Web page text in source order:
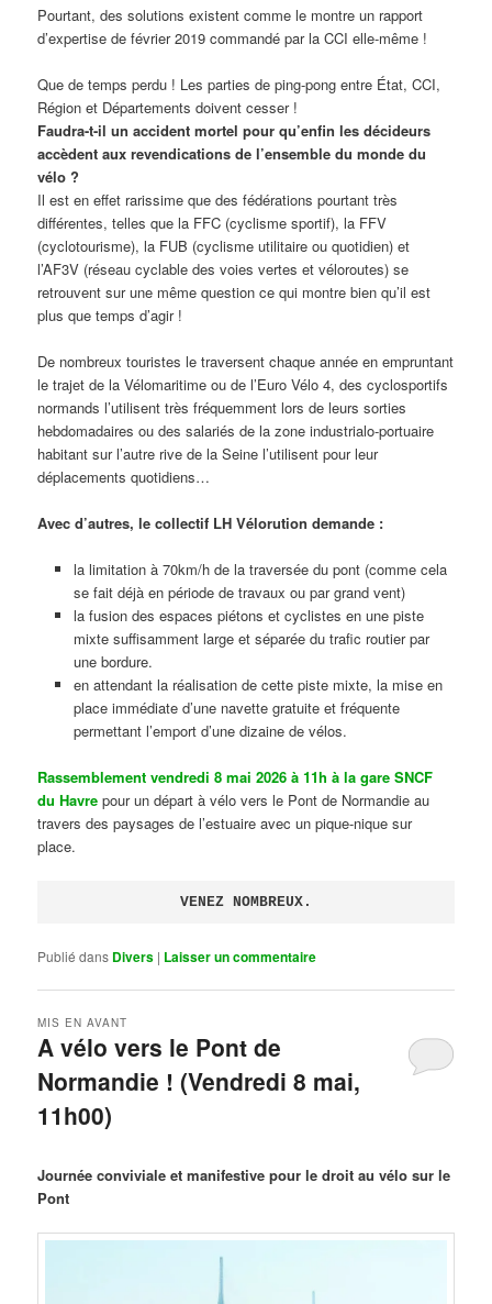
Pourtant, des solutions existent comme le montre un rapport
d’expertise de février 2019 commandé par la CCI elle-même !
Que de temps perdu ! Les parties de ping-pong entre État, CCI,
Région et Départements doivent cesser !
Faudra-t-il un accident mortel pour qu’enfin les décideurs
accèdent aux revendications de l’ensemble du monde du
vélo ?
Il est en effet rarissime que des fédérations pourtant très
différentes, telles que la FFC (cyclisme sportif), la FFV
(cyclotourisme), la FUB (cyclisme utilitaire ou quotidien) et
l’AF3V (réseau cyclable des voies vertes et véloroutes) se
retrouvent sur une même question ce qui montre bien qu’il est
plus que temps d’agir !
De nombreux touristes le traversent chaque année en empruntant
le trajet de la Vélomaritime ou de l’Euro Vélo 4, des cyclosportifs
normands l’utilisent très fréquemment lors de leurs sorties
hebdomadaires ou des salariés de la zone industrialo-portuaire
habitant sur l’autre rive de la Seine l’utilisent pour leur
déplacements quotidiens…
Avec d’autres, le collectif LH Vélorution demande :
la limitation à 70km/h de la traversée du pont (comme cela
se fait déjà en période de travaux ou par grand vent)
la fusion des espaces piétons et cyclistes en une piste
mixte suffisamment large et séparée du trafic routier par
une bordure.
en attendant la réalisation de cette piste mixte, la mise en
place immédiate d’une navette gratuite et fréquente
permettant l’emport d’une dizaine de vélos.
Rassemblement vendredi 8 mai 2026 à 11h à la gare SNCF
du Havre pour un départ à vélo vers le Pont de Normandie au
travers des paysages de l’estuaire avec un pique-nique sur
place.
VENEZ NOMBREUX.
Publié dans Divers | Laisser un commentaire
A vélo vers le Pont de
Normandie ! (Vendredi 8 mai,
11h00)
MIS EN AVANT
Journée conviviale et manifestive pour le droit au vélo sur le
Pont